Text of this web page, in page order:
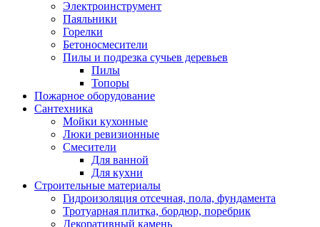
Электроинструмент
Паяльники
Горелки
Бетоносмесители
Пилы и подрезка сучьев деревьев
Пилы
Топоры
Пожарное оборудование
Сантехника
Мойки кухонные
Люки ревизионные
Смесители
Для ванной
Для кухни
Строительные материалы
Гидроизоляция отсечная, пола, фундамента
Тротуарная плитка, бордюр, поребрик
Декоративный камень